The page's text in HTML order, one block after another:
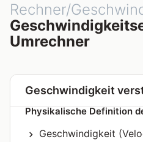
Rechner/
Umrechner
Geschwindigkeit
Physikalische Definition
Geschwindigkeit